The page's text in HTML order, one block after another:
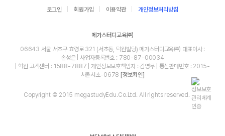
로그인 회원가입 이용약관 개인정보처리방침
메가스터디교육㈜
06643 서울 서초구 효령로 321 (서초동, 덕원빌딩) 메가스터디교육㈜ 대표이사 :
손성은 | 사업자등록번호 : 780-87-00034
| 학원 고객센터 : 1588-7887 | 개인정보보호책임자 : 김영무 | 통신판매번호 : 2015-
서울서초-0678 [정보확인]
Copyright © 2015 megastudyEdu.Co.Ltd. All rights reserved.